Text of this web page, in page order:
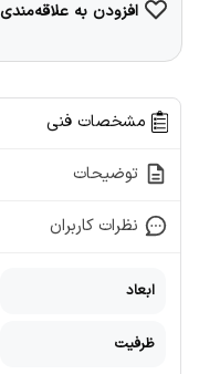
افزودن به علاقه‌مندی
مشخصات فنی
توضیحات
نظرات کاربران
ابعاد
ظرفیت